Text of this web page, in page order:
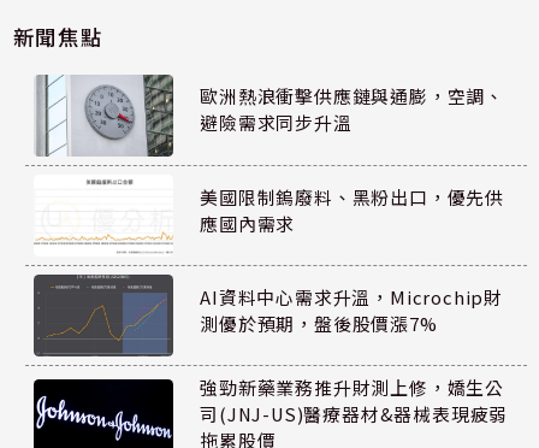
新聞焦點
歐洲熱浪衝擊供應鏈與通膨，空調、
避險需求同步升溫
美國限制鎢廢料、黑粉出口，優先供
應國內需求
AI資料中心需求升溫，Microchip財
測優於預期，盤後股價漲7%
強勁新藥業務推升財測上修，嬌生公
司(JNJ-US)醫療器材&器械表現疲弱
拖累股價